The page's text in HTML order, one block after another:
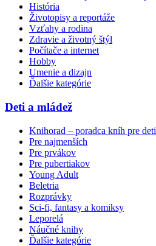
História
Životopisy a reportáže
Vzťahy a rodina
Zdravie a životný štýl
Počítače a internet
Hobby
Umenie a dizajn
Ďalšie kategórie
Deti a mládež
Knihorad – poradca kníh pre deti
Pre najmenších
Pre prvákov
Pre pubertiakov
Young Adult
Beletria
Rozprávky
Sci-fi, fantasy a komiksy
Leporelá
Náučné knihy
Ďalšie kategórie